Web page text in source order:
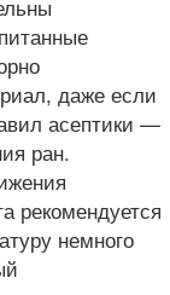
даже если
асептики —
ран.
рекомендуется
немного